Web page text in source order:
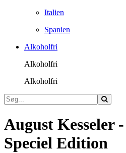
Italien
Spanien
Alkoholfri
Alkoholfri
Alkoholfri
August Kesseler
Speciel Edition